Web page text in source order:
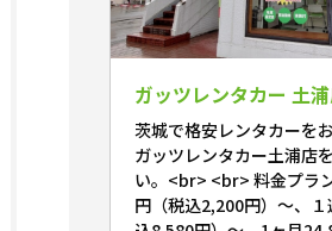
ガッツレンタカー 土
茨城で格安レンタカーを
ガッツレンタカー土浦店
い。<br> <br> 料金プラ
円（税込2,200円）～、